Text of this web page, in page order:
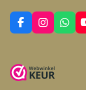
F
a
b
o
I
n
a
g
W
h